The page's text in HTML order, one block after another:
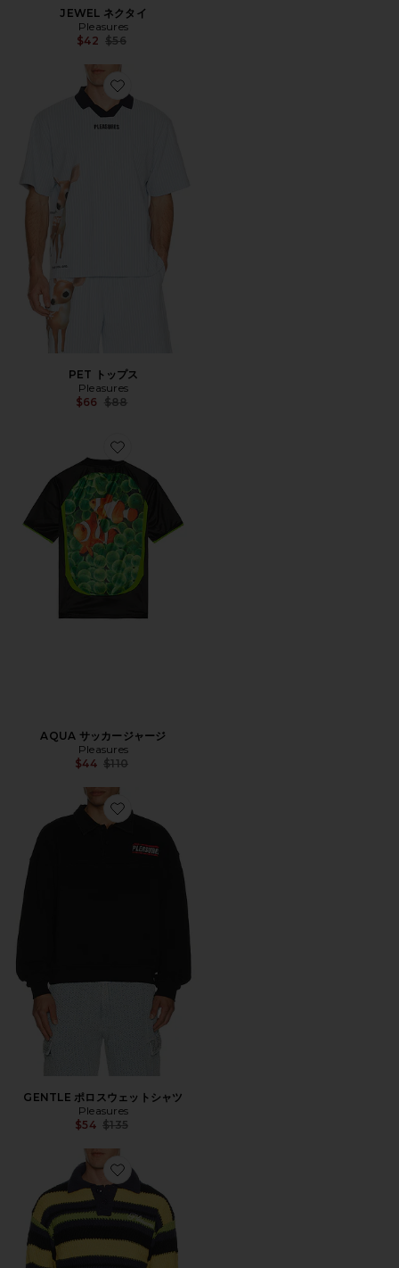
JEWEL ネクタイ
Pleasures
$42 Previous price:
$56
Favorite PET トップス
PET トップス
Pleasures
$66 Previous price:
$88
Favorite AQUA サッカージャージ
AQUA サッカージャージ
Pleasures
$44 Previous price:
$110
Favorite GENTLE ポロスウェットシャツ
GENTLE ポロスウェットシャツ
Pleasures
$54 Previous price:
$135
Favorite COOPER ポロセーター